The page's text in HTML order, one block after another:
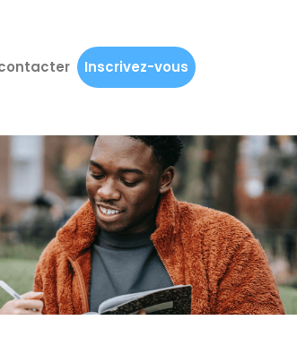
Inscrivez-vous